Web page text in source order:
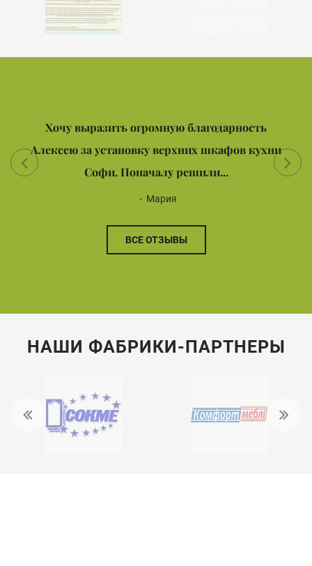
Хочу выразить огромную благодарность
Алексею за установку верхних шкафов кухни
Софи. Поначалу решили...
Мария
ВСЕ ОТЗЫВЫ
НАШИ ФАБРИКИ-ПАРТНЕРЫ